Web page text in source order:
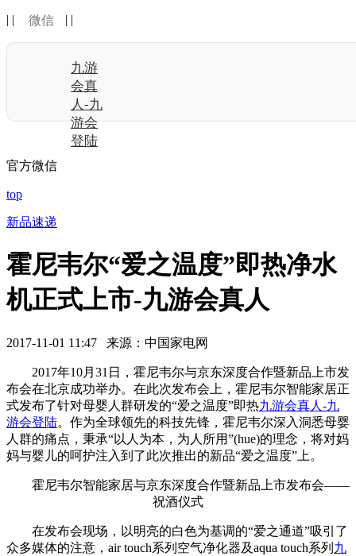
| | 微信 | |
九游
会真
人-九
游会
登陆
官方微信
top
新品速递
霍尼韦尔“爱之温度”即热净水
机正式上市-九游会真人
2017-11-01 11:47 来源：中国家电网
2017年10月31日，霍尼韦尔与京东深度合作暨新品上市发
布会在北京成功举办。在此次发布会上，霍尼韦尔智能家居正
式发布了针对母婴人群研发的“爱之温度”即热九游会真人-九
游会登陆。作为全球领先的科技先锋，霍尼韦尔深入洞悉母婴
人群的痛点，秉承“以人为本，为人所用”(hue)的理念，将对妈
妈与婴儿的呵护注入到了此次推出的新品“爱之温度”上。
霍尼韦尔智能家居与京东深度合作暨新品上市发布会——
祝酒仪式
在发布会现场，以明亮的白色为基调的“爱之通道”吸引了
众多媒体的注意，air touch系列空气净化器及aqua touch系列 九